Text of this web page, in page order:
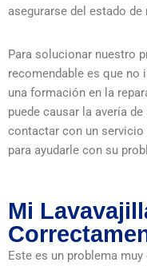
asegurarse del estado
Para solucionar nuestro
recomendable es que no
una formación en la
puede causar la avería
contactar con un
para ayudarle con su
Mi
Este es un problema